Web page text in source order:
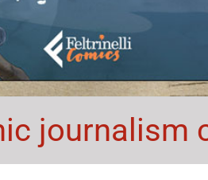
journalism